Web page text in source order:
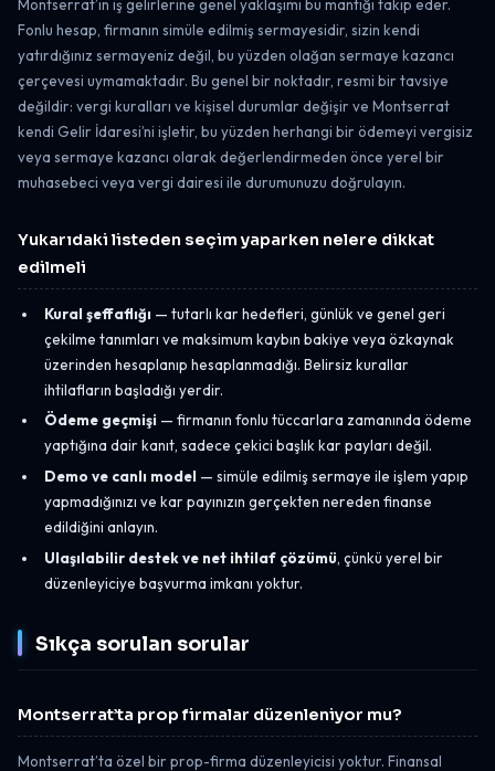
Montserrat’ın iş gelirlerine genel yaklaşımı bu mantığı takip eder.
Fonlu hesap, firmanın simüle edilmiş sermayesidir, sizin kendi
yatırdığınız sermayeniz değil, bu yüzden olağan sermaye kazancı
çerçevesi uymamaktadır. Bu genel bir noktadır, resmi bir tavsiye
değildir: vergi kuralları ve kişisel durumlar değişir ve Montserrat
kendi Gelir İdaresi’ni işletir, bu yüzden herhangi bir ödemeyi vergisiz
veya sermaye kazancı olarak değerlendirmeden önce yerel bir
muhasebeci veya vergi dairesi ile durumunuzu doğrulayın.
Yukarıdaki listeden seçim yaparken nelere dikkat
edilmeli
Kural şeffaflığı — tutarlı kar hedefleri, günlük ve genel geri
çekilme tanımları ve maksimum kaybın bakiye veya özkaynak
üzerinden hesaplanıp hesaplanmadığı. Belirsiz kurallar
ihtilafların başladığı yerdir.
Ödeme geçmişi — firmanın fonlu tüccarlara zamanında ödeme
yaptığına dair kanıt, sadece çekici başlık kar payları değil.
Demo ve canlı model — simüle edilmiş sermaye ile işlem yapıp
yapmadığınızı ve kar payınızın gerçekten nereden finanse
edildiğini anlayın.
Ulaşılabilir destek ve net ihtilaf çözümü, çünkü yerel bir
düzenleyiciye başvurma imkanı yoktur.
Sıkça sorulan sorular
Montserrat’ta prop firmalar düzenleniyor mu?
Montserrat’ta özel bir prop-firma düzenleyicisi yoktur. Finansal